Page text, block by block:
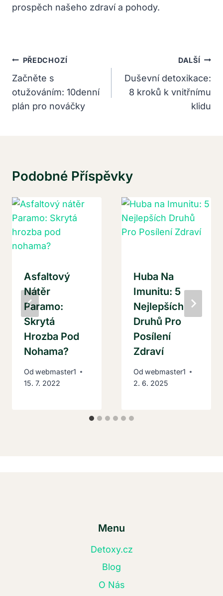
prospěch našeho zdraví a pohody.
Navigace
Pro
Příspěvek
PŘEDCHOZÍ
Začněte s
otužováním: 10denní
plán pro nováčky
DALŠÍ
Duševní detoxikace:
8 kroků k vnitřnímu
klidu
Podobné Příspěvky
Asfaltový
Nátěr
Paramo:
Skrytá
Hrozba Pod
Nohama?
Od webmaster1
15. 7. 2022
Huba Na
Imunitu: 5
Nejlepších
Druhů Pro
Posílení
Zdraví
Od webmaster1
2. 6. 2025
Menu
Detoxy.cz
Blog
O Nás